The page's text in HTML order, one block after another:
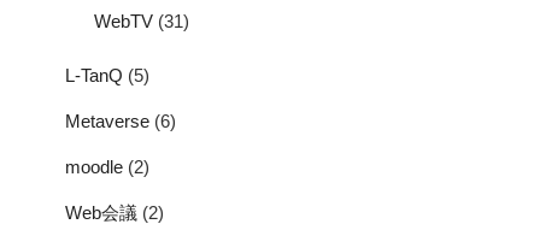
WebTV (31)
L-TanQ (5)
Metaverse (6)
moodle (2)
Web会議 (2)